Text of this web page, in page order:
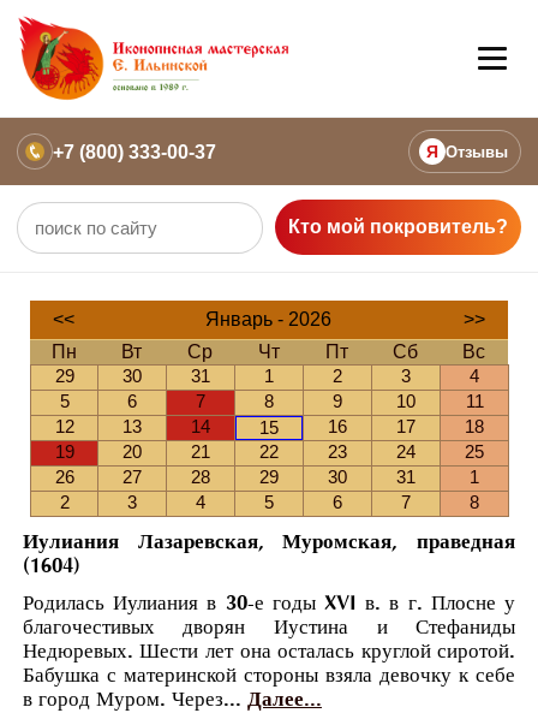
+7 (800) 333-00-37 Я Отзывы
Кто мой покровитель?
<< Январь - 2026
>>
Пн
Вт Ср Чт Пт Сб
Вс
29
30 31 1 2 3
4
5
6 7 8 9 10
11
12
13 14 15 16 17
18
19
20 21 22 23 24
25
26
27 28 29 30 31
1
2
3 4 5 6 7 8
Иулиания Лазаревская, Муромская, праведная
(1604)
Родилась Иулиания в 30-е годы XVI в. в г. Плосне у
благочестивых дворян Иустина и Стефаниды
Недюревых. Шести лет она осталась круглой сиротой.
Бабушка с материнской стороны взяла девочку к себе
в город Муром. Через... Далее...